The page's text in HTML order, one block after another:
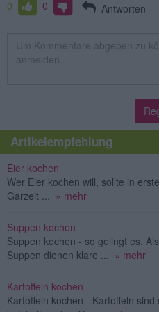
0 0 Antworten
Artikelempfehlung
Eier kochen
Wer Eier kochen will, sollte in
Garzeit ...
» mehr
Suppen kochen
Suppen kochen - so gelingt es.
Suppen dienen klare ...
» mehr
Kartoffeln kochen
Kartoffeln kochen - Kartoffeln